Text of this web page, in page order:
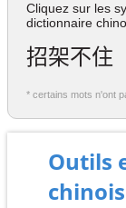
Cliquez sur les
dictionnaire
招架不住
* certains mots n'ont
Outils
chinois